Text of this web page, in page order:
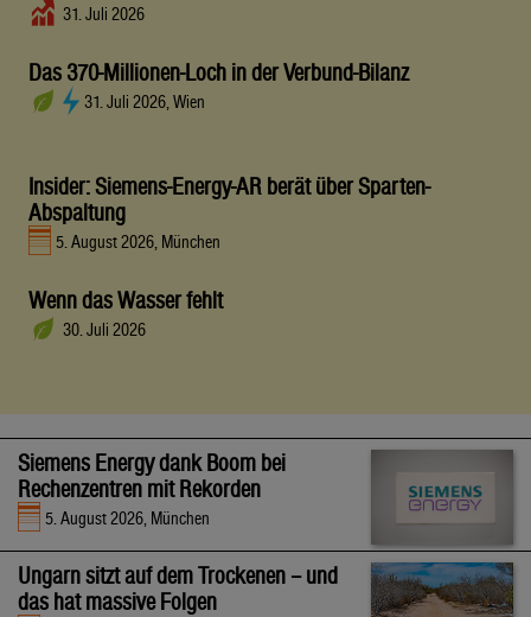
31. Juli 2026
Das 370-Millionen-Loch in der Verbund-Bilanz
31. Juli 2026, Wien
Insider: Siemens-Energy-AR berät über Sparten-
Abspaltung
5. August 2026, München
Wenn das Wasser fehlt
30. Juli 2026
Siemens Energy dank Boom bei
Rechenzentren mit Rekorden
5. August 2026, München
Ungarn sitzt auf dem Trockenen – und
das hat massive Folgen